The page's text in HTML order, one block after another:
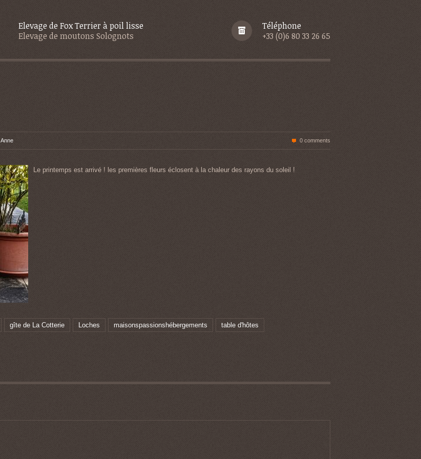
Elevage de Fox Terrier à poil lisse
Elevage de moutons Solognots
Téléphone
+33 (0)6 80 33 26 65
Anne 0 comments
Le printemps est arrivé ! les premières fleurs éclosent à la chaleur des rayons du soleil !
gîte de La Cotterie Loches maisonspassionshébergements table d'hôtes